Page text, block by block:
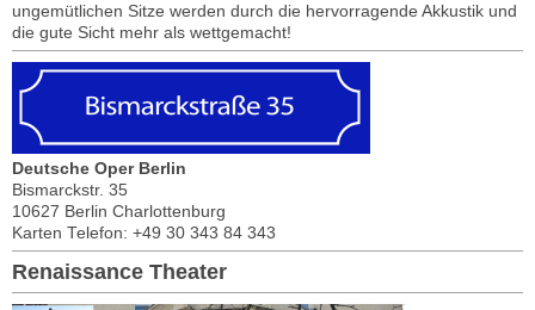
ungemütlichen Sitze werden durch die hervorragende Akkustik und
die gute Sicht mehr als wettgemacht!
Deutsche Oper Berlin
Bismarckstr. 35
10627 Berlin Charlottenburg
Karten Telefon: +49 30 343 84 343
Renaissance Theater